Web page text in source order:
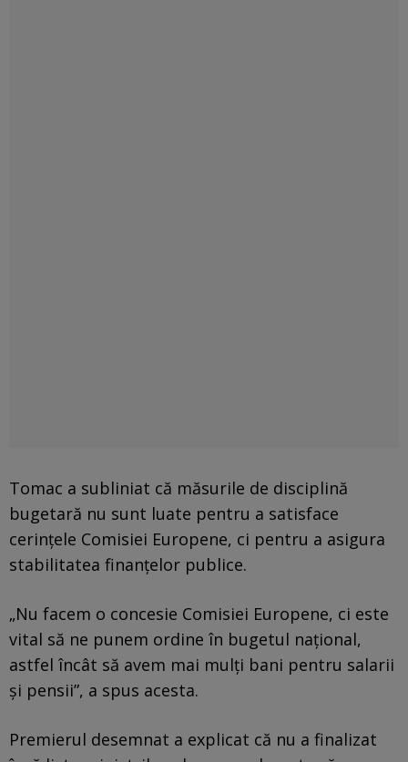
Tomac a subliniat că măsurile de disciplină
bugetară nu sunt luate pentru a satisface
cerințele Comisiei Europene, ci pentru a asigura
stabilitatea finanțelor publice.
„Nu facem o concesie Comisiei Europene, ci este
vital să ne punem ordine în bugetul național,
astfel încât să avem mai mulți bani pentru salarii
și pensii”, a spus acesta.
Premierul desemnat a explicat că nu a finalizat